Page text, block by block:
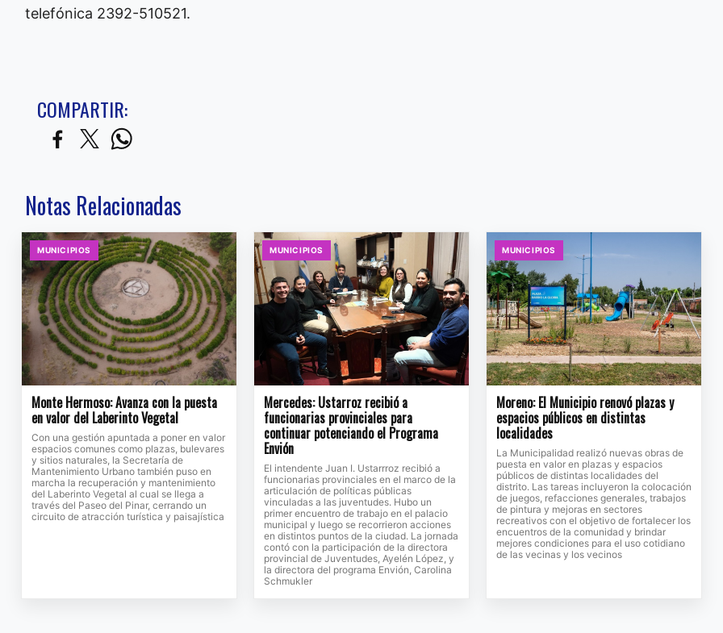
telefónica 2392-510521.
COMPARTIR:
Notas Relacionadas
MUNICIPIOS
Monte Hermoso: Avanza con la puesta
en valor del Laberinto Vegetal
Con una gestión apuntada a poner en valor
espacios comunes como plazas, bulevares
y sitios naturales, la Secretaría de
Mantenimiento Urbano también puso en
marcha la recuperación y mantenimiento
del Laberinto Vegetal al cual se llega a
través del Paseo del Pinar, cerrando un
circuito de atracción turística y paisajística
MUNICIPIOS
Mercedes: Ustarroz recibió a
funcionarias provinciales para
continuar potenciando el Programa
Envión
El intendente Juan I. Ustarrroz recibió a
funcionarias provinciales en el marco de la
articulación de políticas públicas
vinculadas a las juventudes. Hubo un
primer encuentro de trabajo en el palacio
municipal y luego se recorrieron acciones
en distintos puntos de la ciudad. La jornada
contó con la participación de la directora
provincial de Juventudes, Ayelén López, y
la directora del programa Envión, Carolina
Schmukler
MUNICIPIOS
Moreno: El Municipio renovó plazas y
espacios públicos en distintas
localidades
La Municipalidad realizó nuevas obras de
puesta en valor en plazas y espacios
públicos de distintas localidades del
distrito. Las tareas incluyeron la colocación
de juegos, refacciones generales, trabajos
de pintura y mejoras en sectores
recreativos con el objetivo de fortalecer los
encuentros de la comunidad y brindar
mejores condiciones para el uso cotidiano
de las vecinas y los vecinos